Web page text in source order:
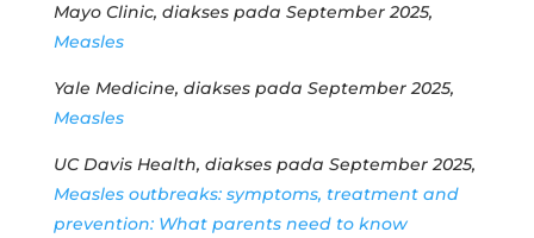
Mayo Clinic, diakses pada September 2025,
Measles
Yale Medicine, diakses pada September 2025,
Measles
UC Davis Health, diakses pada September 2025,
Measles outbreaks: symptoms, treatment and
prevention: What parents need to know